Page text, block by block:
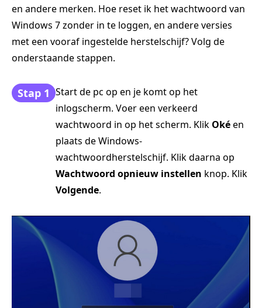
en andere merken. Hoe reset ik het wachtwoord van
Windows 7 zonder in te loggen, en andere versies
met een vooraf ingestelde herstelschijf? Volg de
onderstaande stappen.
Stap 1 Start de pc op en je komt op het
inlogscherm. Voer een verkeerd
wachtwoord in op het scherm. Klik Okéen
plaats de Windows-
wachtwoordherstelschijf. Klik daarna op
Wachtwoord opnieuw instellen knop. Klik
Volgende.